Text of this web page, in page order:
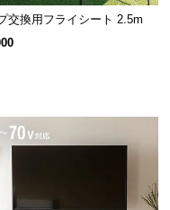
交換用フライシート 2.5m